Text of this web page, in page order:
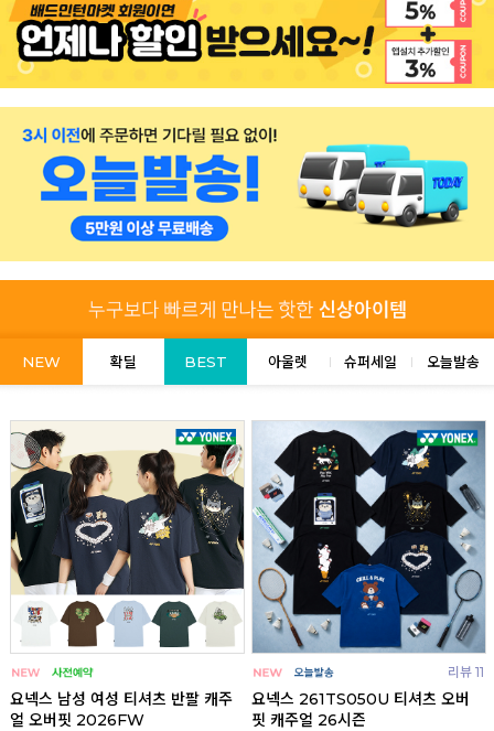
NEW 확딜 BEST 아울렛 슈퍼세일 오늘발송
요넥스 남성 여성 티셔츠 반팔 캐주
얼 오버핏 2026FW
리뷰 11
요넥스 261TS050U 티셔츠 오버
핏 캐주얼 26시즌